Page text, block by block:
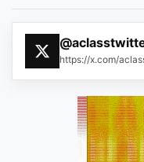
https://x.com/